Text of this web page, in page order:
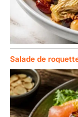
Salade de